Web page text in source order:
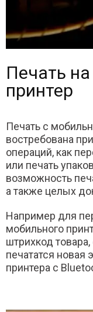
Печать
принтер
Печать с
востребована
операций, как
или печать
возможность
а также целых
Например для
мобильного
штрихкод товара,
печататся новая
принтера с